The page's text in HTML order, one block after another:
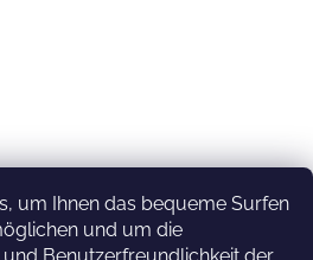
um Ihnen das bequeme Surfen
und um die